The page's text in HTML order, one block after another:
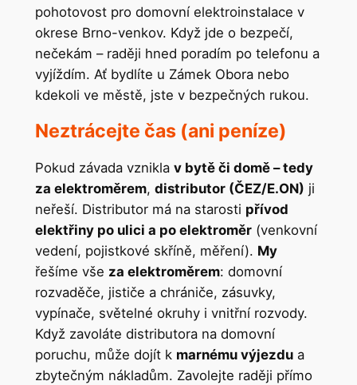
pohotovost pro domovní elektroinstalace v
okrese Brno-venkov. Když jde o bezpečí,
nečekám – raději hned poradím po telefonu a
vyjíždím. Ať bydlíte u Zámek Obora nebo
kdekoli ve městě, jste v bezpečných rukou.
Neztrácejte čas (ani peníze)
Pokud závada vznikla v bytě či domě – tedy
za elektroměrem, distributor (ČEZ/E.ON) ji
neřeší. Distributor má na starosti přívod
elektřiny po ulici a po elektroměr(venkovní
vedení, pojistkové skříně, měření). My
řešíme vše za elektroměrem: domovní
rozvaděče, jističe a chrániče, zásuvky,
vypínače, světelné okruhy i vnitřní rozvody.
Když zavoláte distributora na domovní
poruchu, může dojít k marnému výjezdua
zbytečným nákladům. Zavolejte raději přímo